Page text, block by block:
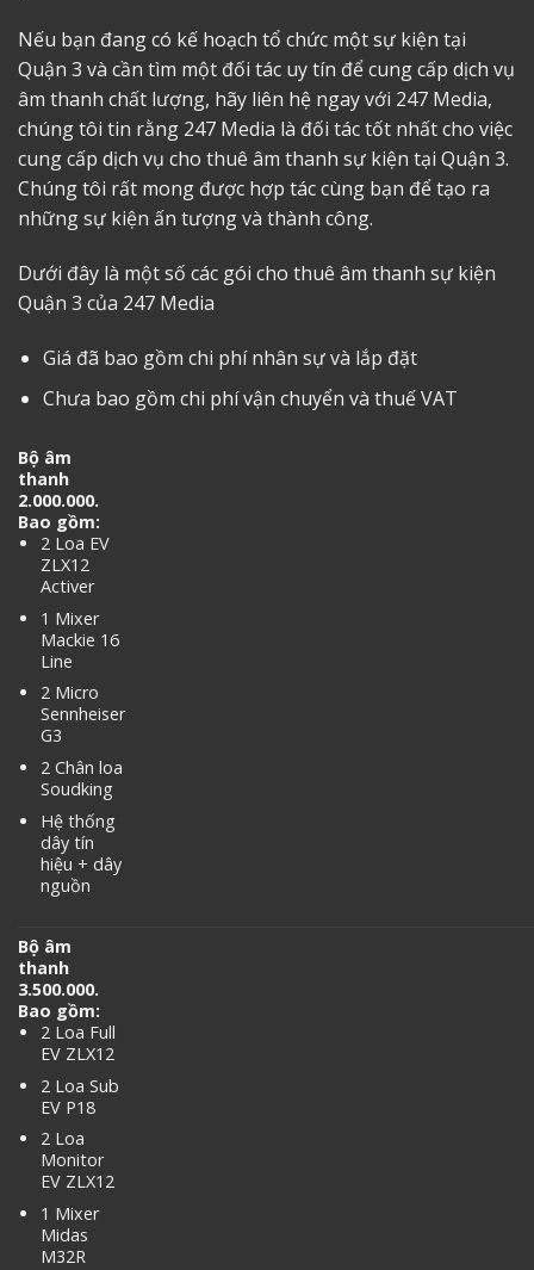
Nếu bạn đang có kế hoạch tổ chức một sự kiện tại
Quận 3 và cần tìm một đối tác uy tín để cung cấp dịch vụ
âm thanh chất lượng, hãy liên hệ ngay với 247 Media,
chúng tôi tin rằng 247 Media là đối tác tốt nhất cho việc
cung cấp dịch vụ cho thuê âm thanh sự kiện tại Quận 3.
Chúng tôi rất mong được hợp tác cùng bạn để tạo ra
những sự kiện ấn tượng và thành công.
Dưới đây là một số các gói cho thuê âm thanh sự kiện
Quận 3 của 247 Media
Giá đã bao gồm chi phí nhân sự và lắp đặt
Chưa bao gồm chi phí vận chuyển và thuế VAT
Bộ âm
thanh
2.000.000.
Bao gồm:
2 Loa EV
ZLX12
Activer
1 Mixer
Mackie 16
Line
2 Micro
Sennheiser
G3
2 Chân loa
Soudking
Hệ thống
dây tín
hiệu + dây
nguồn
Bộ âm
thanh
3.500.000.
Bao gồm:
2 Loa Full
EV ZLX12
2 Loa Sub
EV P18
2 Loa
Monitor
EV ZLX12
1 Mixer
Midas
M32R